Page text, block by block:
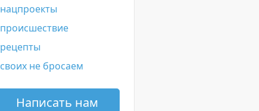
нацпроекты
происшествие
рецепты
своих не бросаем
Написать нам